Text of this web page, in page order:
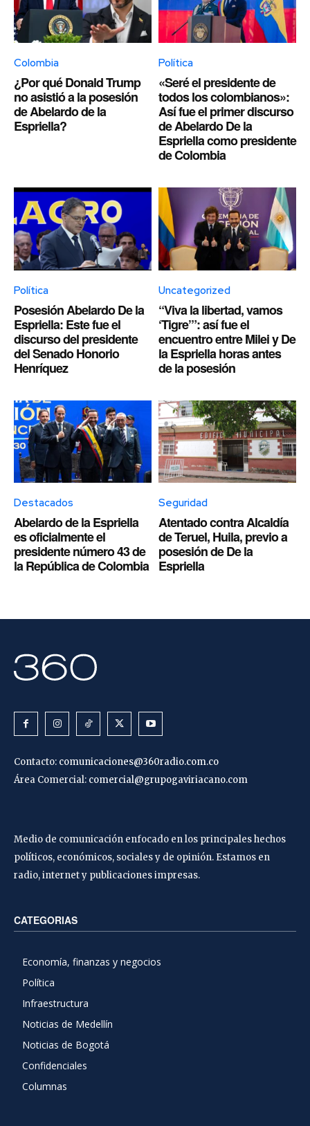
Colombia
¿Por qué Donald Trump
no asistió a la posesión
de Abelardo de la
Espriella?
Política
«Seré el presidente de
todos los colombianos»:
Así fue el primer discurso
de Abelardo De la
Espriella como presidente
de Colombia
Política
Posesión Abelardo De la
Espriella: Este fue el
discurso del presidente
del Senado Honorio
Henríquez
Uncategorized
“Viva la libertad, vamos
‘Tigre’”: así fue el
encuentro entre Milei y De
la Espriella horas antes
de la posesión
Destacados
Abelardo de la Espriella
es oficialmente el
presidente número 43 de
la República de Colombia
Seguridad
Atentado contra Alcaldía
de Teruel, Huila, previo a
posesión de De la
Espriella
Contacto: comunicaciones@360radio.com.co
Área Comercial: comercial@grupogaviriacano.com
Medio de comunicación enfocado en los principales hechos
políticos, económicos, sociales y de opinión. Estamos en
radio, internet y publicaciones impresas.
CATEGORIAS
Economía, finanzas y negocios
Política
Infraestructura
Noticias de Medellín
Noticias de Bogotá
Confidenciales
Columnas